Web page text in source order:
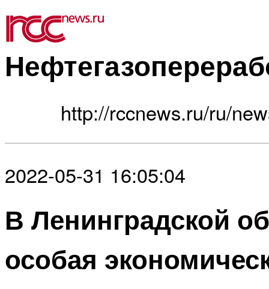
http://rccnews.ru/ru/
2022-05-31 16:05:04
В Ленинградской
особая